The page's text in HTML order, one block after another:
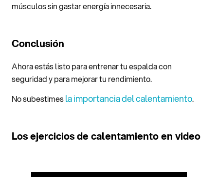
músculos sin gastar energía innecesaria.
Conclusión
Ahora estás listo para entrenar tu espalda con
seguridad y para mejorar tu rendimiento.
No subestimesla importancia del calentamiento.
Los ejercicios de calentamiento en video